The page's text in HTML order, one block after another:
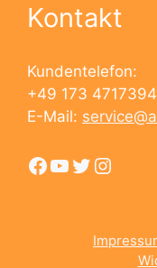
Kontakt
Kundentelefon:
+49 173 4717394
E-Mail:
Facebook
YouTube
Twitter